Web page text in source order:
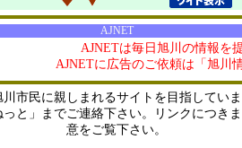
AJNET
AJNETは毎日旭川の情報を
AJNETに広告のご依頼は「旭川
市民に親しまれるサイトを目指してい
と」までご連絡下さい。リンクにつき
意をご覧下さい。